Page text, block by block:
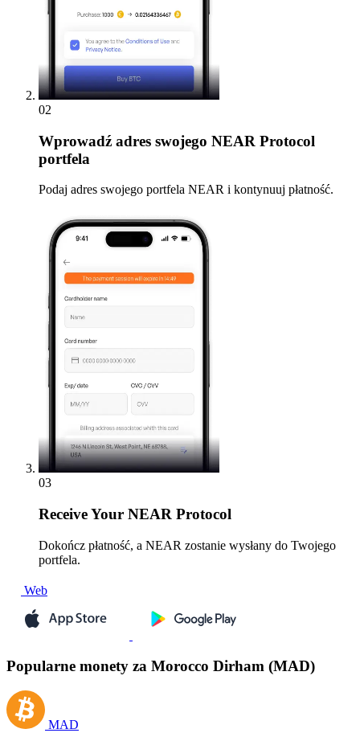
02
Wprowadź adres swojego NEAR Protocol
portfela
Podaj adres swojego portfela NEAR i kontynuuj płatność.
03
ReceiveYour NEAR Protocol
Dokończ płatność, a NEAR zostanie wysłany do Twojego
portfela.
Web
Popularne monety za Morocco Dirham (MAD)
MAD